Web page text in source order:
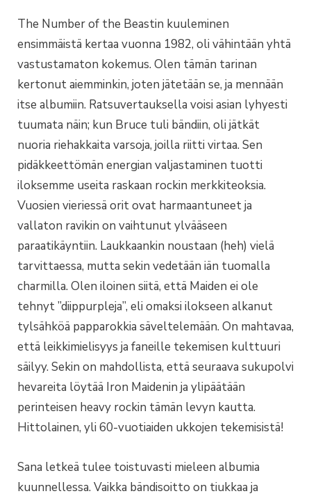
The Number of the Beastin kuuleminen
ensimmäistä kertaa vuonna 1982, oli vähintään yhtä
vastustamaton kokemus. Olen tämän tarinan
kertonut aiemminkin, joten jätetään se, ja mennään
itse albumiin. Ratsuvertauksella voisi asian lyhyesti
tuumata näin; kun Bruce tuli bändiin, oli jätkät
nuoria riehakkaita varsoja, joilla riitti virtaa. Sen
pidäkkeettömän energian valjastaminen tuotti
iloksemme useita raskaan rockin merkkiteoksia.
Vuosien vieriessä orit ovat harmaantuneet ja
vallaton ravikin on vaihtunut ylvääseen
paraatikäyntiin. Laukkaankin noustaan (heh) vielä
tarvittaessa, mutta sekin vedetään iän tuomalla
charmilla. Olen iloinen siitä, että Maiden ei ole
tehnyt ”diippurpleja”, eli omaksi ilokseen alkanut
tylsähköä papparokkia säveltelemään. On mahtavaa,
että leikkimielisyys ja faneille tekemisen kulttuuri
säilyy. Sekin on mahdollista, että seuraava sukupolvi
hevareita löytää Iron Maidenin ja ylipäätään
perinteisen heavy rockin tämän levyn kautta.
Hittolainen, yli 60-vuotiaiden ukkojen tekemisistä!
Sana letkeä tulee toistuvasti mieleen albumia
kuunnellessa. Vaikka bändisoitto on tiukkaa ja